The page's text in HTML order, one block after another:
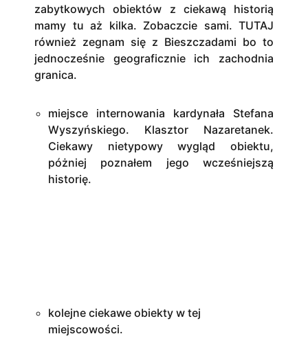
zabytkowych obiektów z ciekawą historią
mamy tu aż kilka. Zobaczcie sami. TUTAJ
również zegnam się z Bieszczadami bo to
jednocześnie geograficznie ich zachodnia
granica.
miejsce internowania kardynała Stefana
Wyszyńskiego. Klasztor Nazaretanek.
Ciekawy nietypowy wygląd obiektu,
póżniej poznałem jego wcześniejszą
historię.
kolejne ciekawe obiekty w tej
miejscowości.